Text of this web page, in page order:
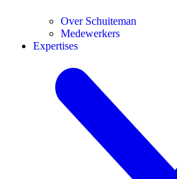
Over Schuiteman
Medewerkers
Expertises